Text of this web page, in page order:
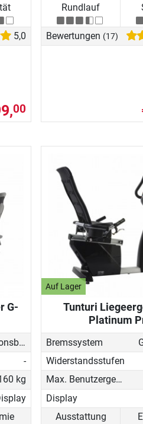
5,0
00
Rundlauf
Bewertungen (17)
G-
Induktionsbremse (EMS)
-
kg
Auf Lager
Tunturi
Platinum
Bremssystem
Widerstandsstufen
Max. Benutzergewicht
Display
Ausstattung